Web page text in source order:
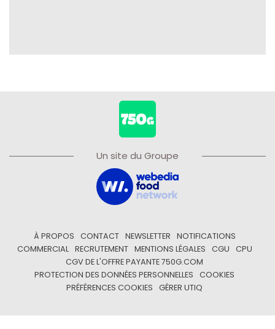
Un site du Groupe
À PROPOS CONTACT NEWSLETTER
NOTIFICATIONS
COMMERCIAL
RECRUTEMENT MENTIONS LÉGALES CGU
CPU
CGV DE L'OFFRE PAYANTE 750G.COM
PROTECTION DES DONNÉES PERSONNELLES
COOKIES
PRÉFÉRENCES COOKIES
GÉRER UTIQ